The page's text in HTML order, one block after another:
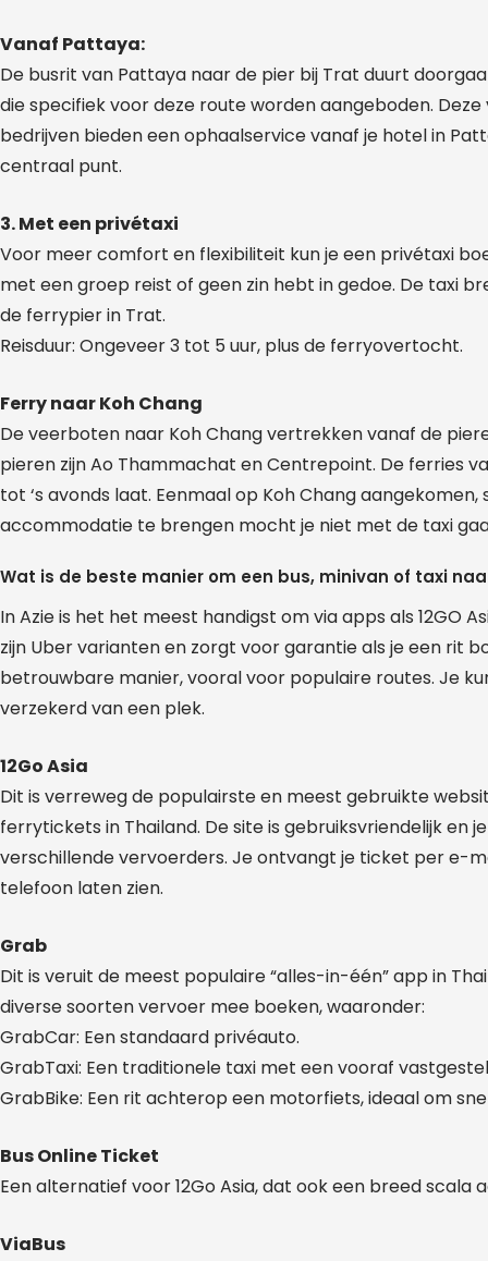
Vanaf Pattaya:
De busrit van Pattaya naar de pier bij Trat duurt
die specifiek voor deze route worden aangeboden.
bedrijven bieden een ophaalservice vanaf je hotel in
centraal punt.
3. Met een privétaxi
Voor meer comfort en flexibiliteit kun je een privétaxi
met een groep reist of geen zin hebt in gedoe. De taxi
de ferrypier in Trat.
Reisduur: Ongeveer 3 tot 5 uur, plus de ferryovertocht.
Ferry naar Koh Chang
De veerboten naar Koh Chang vertrekken vanaf de
pieren zijn Ao Thammachat en Centrepoint. De ferries
tot ‘s avonds laat. Eenmaal op Koh Chang
accommodatie te brengen mocht je niet met de taxi
Wat is de beste manier om een bus, minivan of taxi
In Azie is het het meest handigst om via apps als 12GO
zijn Uber varianten en zorgt voor garantie als je een rit
betrouwbare manier, vooral voor populaire routes. Je
verzekerd van een plek.
12Go Asia
Dit is verreweg de populairste en meest gebruikte
ferrytickets in Thailand. De site is gebruiksvriendelijk en
verschillende vervoerders. Je ontvangt je ticket per e-
telefoon laten zien.
Grab
Dit is veruit de meest populaire “alles-in-één” app in
diverse soorten vervoer mee boeken, waaronder:
GrabCar: Een standaard privéauto.
GrabTaxi: Een traditionele taxi met een vooraf
GrabBike: Een rit achterop een motorfiets, ideaal om
Bus Online Ticket
Een alternatief voor 12Go Asia, dat ook een breed scala
ViaBus